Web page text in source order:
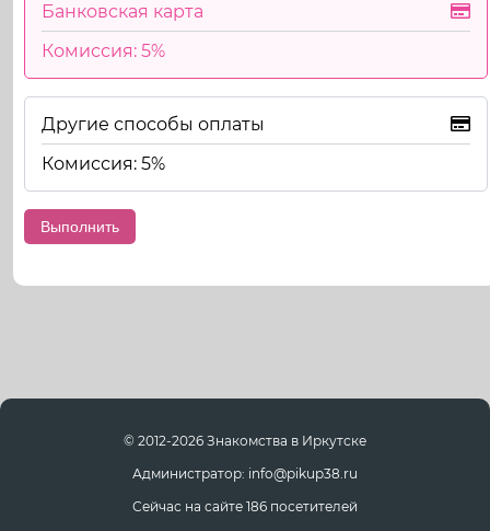
Банковская карта
Комиссия: 5%
Другие способы оплаты
Комиссия: 5%
© 2012-2026 Знакомства в Иркутске
Администратор: info@pikup38.ru
Сейчас на сайте 186 посетителей